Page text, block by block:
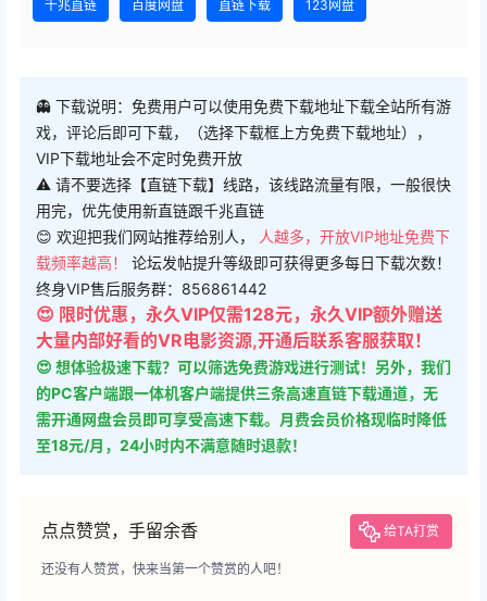
千兆直链 百度网盘 直链下载 123网盘
👻 下载说明：免费用户可以使用免费下载地址下载全站所有游
戏，评论后即可下载，（选择下载框上方免费下载地址），
VIP下载地址会不定时免费开放
⚠ 请不要选择【直链下载】线路，该线路流量有限，一般很快
用完，优先使用新直链跟千兆直链
😊 欢迎把我们网站推荐给别人，
人越多，开放VIP地址免费下
载频率越高！ 论坛发帖提升等级即可获得更多每日下载次数！
终身VIP售后服务群：856861442
😍 限时优惠，永久VIP仅需128元，永久VIP额外赠送
大量内部好看的VR电影资源,开通后联系客服获取！
😍 想体验极速下载？可以筛选免费游戏进行测试！另外，我们
的PC客户端跟一体机客户端提供三条高速直链下载通道，无
需开通网盘会员即可享受高速下载。月费会员价格现临时降低
至18元/月，24小时内不满意随时退款！
点点赞赏，手留余香 给TA打赏
还没有人赞赏，快来当第一个赞赏的人吧！